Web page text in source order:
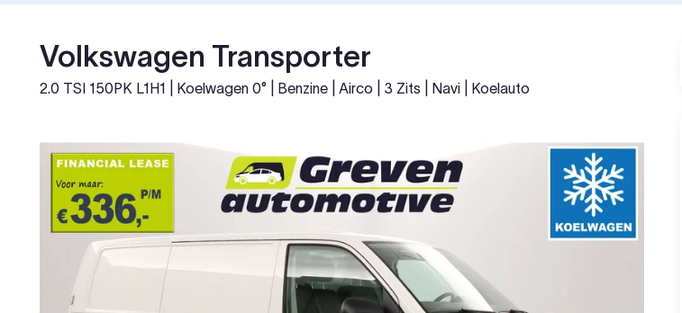
Volkswagen Transporter
2.0 TSI 150PK L1H1 | Koelwagen 0° | Benzine | Airco | 3 Zits | Navi | Koelauto